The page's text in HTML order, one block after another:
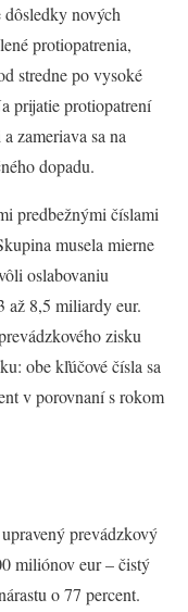
dôsledky nových
protiopatrenia,
stredne po vysoké
prijatie protiopatrení
zameriava sa na
dopadu.
predbežnými číslami
musela mierne
oslabovaniu
až 8,5 miliardy eur.
zisku
obe kľúčové čísla sa
v porovnaní s rokom
prevádzkový
miliónov eur – čistý
o 77 percent.